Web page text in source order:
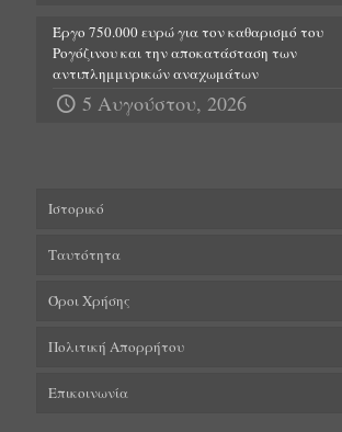
Έργο 750.000 ευρώ για τον καθαρισμό του
Ρογόζινου και την αποκατάσταση των
αντιπλημμυρικών αναχωμάτων
5 Αυγούστου, 2026
Ιστορικό
Ταυτότητα
Όροι Χρήσης
Πολιτική Απορρήτου
Επικοινωνία